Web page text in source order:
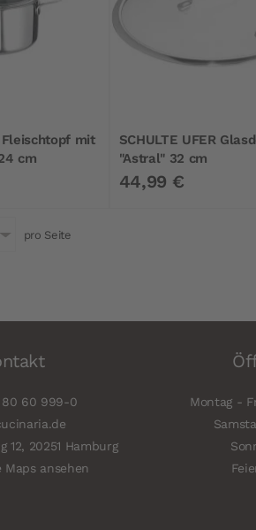
Fleischtopf mit
cm
SCHULTE UFER
"Astral" 32 cm
44,99 €
pro Seite
80 60 999-0
12, 20251 Hamburg
Maps ansehen
Montag -